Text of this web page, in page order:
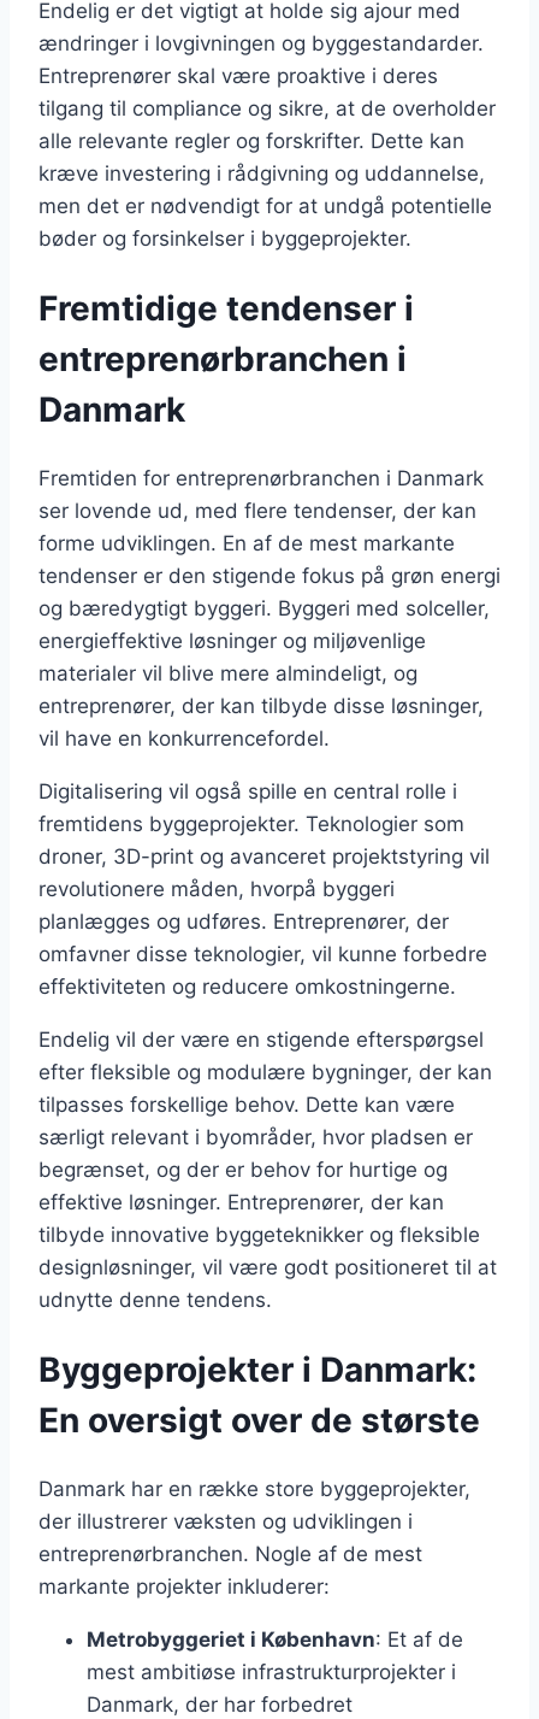
Endelig er det vigtigt at holde sig ajour med
ændringer i lovgivningen og byggestandarder.
Entreprenører skal være proaktive i deres
tilgang til compliance og sikre, at de overholder
alle relevante regler og forskrifter. Dette kan
kræve investering i rådgivning og uddannelse,
men det er nødvendigt for at undgå potentielle
bøder og forsinkelser i byggeprojekter.
Fremtidige tendenser i
entreprenørbranchen i
Danmark
Fremtiden for entreprenørbranchen i Danmark
ser lovende ud, med flere tendenser, der kan
forme udviklingen. En af de mest markante
tendenser er den stigende fokus på grøn energi
og bæredygtigt byggeri. Byggeri med solceller,
energieffektive løsninger og miljøvenlige
materialer vil blive mere almindeligt, og
entreprenører, der kan tilbyde disse løsninger,
vil have en konkurrencefordel.
Digitalisering vil også spille en central rolle i
fremtidens byggeprojekter. Teknologier som
droner, 3D-print og avanceret projektstyring vil
revolutionere måden, hvorpå byggeri
planlægges og udføres. Entreprenører, der
omfavner disse teknologier, vil kunne forbedre
effektiviteten og reducere omkostningerne.
Endelig vil der være en stigende efterspørgsel
efter fleksible og modulære bygninger, der kan
tilpasses forskellige behov. Dette kan være
særligt relevant i byområder, hvor pladsen er
begrænset, og der er behov for hurtige og
effektive løsninger. Entreprenører, der kan
tilbyde innovative byggeteknikker og fleksible
designløsninger, vil være godt positioneret til at
udnytte denne tendens.
Byggeprojekter i Danmark:
En oversigt over de største
Danmark har en række store byggeprojekter,
der illustrerer væksten og udviklingen i
entreprenørbranchen. Nogle af de mest
markante projekter inkluderer:
Metrobyggeriet i København: Et af de
mest ambitiøse infrastrukturprojekter i
Danmark, der har forbedret